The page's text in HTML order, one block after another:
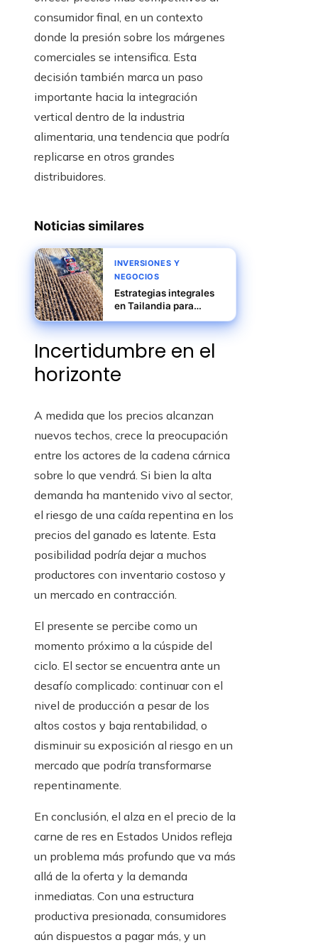
consumidor final, en un contexto
donde la presión sobre los márgenes
comerciales se intensifica. Esta
decisión también marca un paso
importante hacia la integración
vertical dentro de la industria
alimentaria, una tendencia que podría
replicarse en otros grandes
distribuidores.
Noticias similares
INVERSIONES Y
NEGOCIOS
Estrategias integrales
en Tailandia para
elevar la productividad
agrícola y reducir
riesgos rurales
Incertidumbre en el
horizonte
A medida que los precios alcanzan
nuevos techos, crece la preocupación
entre los actores de la cadena cárnica
sobre lo que vendrá. Si bien la alta
demanda ha mantenido vivo al sector,
el riesgo de una caída repentina en los
precios del ganado es latente. Esta
posibilidad podría dejar a muchos
productores con inventario costoso y
un mercado en contracción.
El presente se percibe como un
momento próximo a la cúspide del
ciclo. El sector se encuentra ante un
desafío complicado: continuar con el
nivel de producción a pesar de los
altos costos y baja rentabilidad, o
disminuir su exposición al riesgo en un
mercado que podría transformarse
repentinamente.
En conclusión, el alza en el precio de la
carne de res en Estados Unidos refleja
un problema más profundo que va más
allá de la oferta y la demanda
inmediatas. Con una estructura
productiva presionada, consumidores
aún dispuestos a pagar más, y un